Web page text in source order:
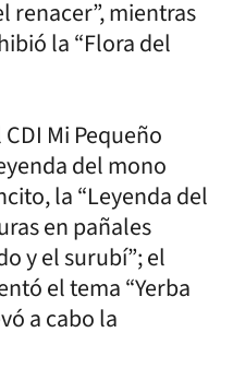
renacer”, mientras
la “Flora del
Mi Pequeño
del mono
la “Leyenda del
en pañales
y el surubí”; el
el tema “Yerba
a cabo la